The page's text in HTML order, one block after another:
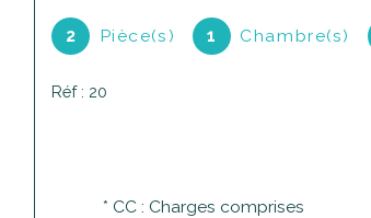
2 Pièce(s) 1 Chambre(s)
Réf : 20
* CC : Charges comprises